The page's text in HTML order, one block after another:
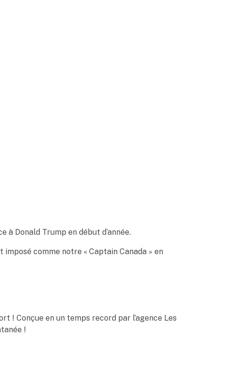
à Donald Trump en début d’année.
comme notre « Captain Canada » en
! Conçue en un temps record par l’agence Les
!